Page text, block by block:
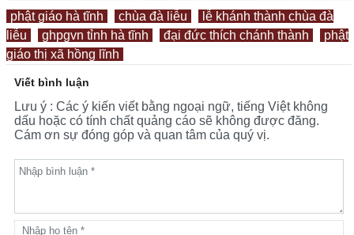
phật giáo hà tĩnh chùa đà liễu
lễ khánh thành chùa đà
liễu
ghpgvn tỉnh hà tĩnh đại đức thích chánh thành
phật
giáo thị xã hồng lĩnh
Viết bình luận
Lưu ý : Các ý kiến viết bằng ngoại ngữ, tiếng Việt không
dấu hoặc có tính chất quảng cáo sẽ không được đăng.
Cám ơn sự đóng góp và quan tâm của quý vị.